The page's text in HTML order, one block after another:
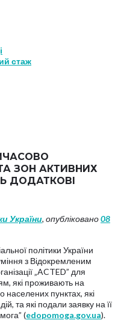
стаж
ЗОН АКТИВНИХ
ДОДАТКОВІ
України, опубліковано08
політики України
з Відокремленим
„ACTED” для
які проживають на
населених пунктах, які
та які подали заявку на її
(edopomoga.gov.ua).